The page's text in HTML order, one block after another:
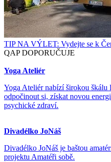
TIP NA VÝLET: Vydejte se k
QAP DOPORUČUJE
Yoga Ateliér
Yoga Ateliér nabízí širokou škálu
odpočinout si, získat novou
psychické zdraví.
Divadélko JoNáš
Divadélko JoNáš je baštou
projektu Amatéři sobě.